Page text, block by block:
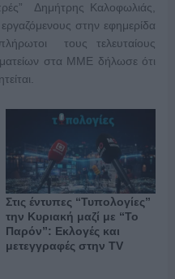
Δημήτρης Καλοφωλιάς,
στην εφημερίδα
τους τελευταίους
στα ΜΜΕ δήλωσε ότι
Στις έντυπες “Τυπολογίες”
την Κυριακή μαζί με “Το
Παρόν”: Εκλογές και
μετεγγραφές στην TV